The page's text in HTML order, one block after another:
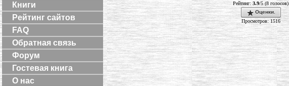
Книги
Рейтинг сайтов
FAQ
Обратная связь
Форум
Гостевая книга
О нас
Рейтинг: 3.9/5 (8 голосов)
Оценки.
Просмотров: 1516